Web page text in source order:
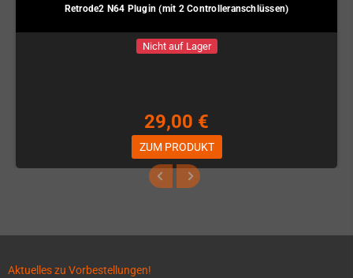
Retrode2 N64 Plugin (mit 2 Controlleranschlüssen)
Nicht auf Lager
29,00 €
ZUM PRODUKT
Aktuelles zu Vorbestellungen!